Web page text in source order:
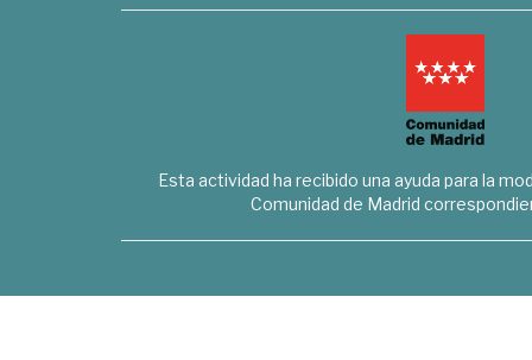
Esta actividad ha recibido una ayuda para la
Comunidad de Madrid